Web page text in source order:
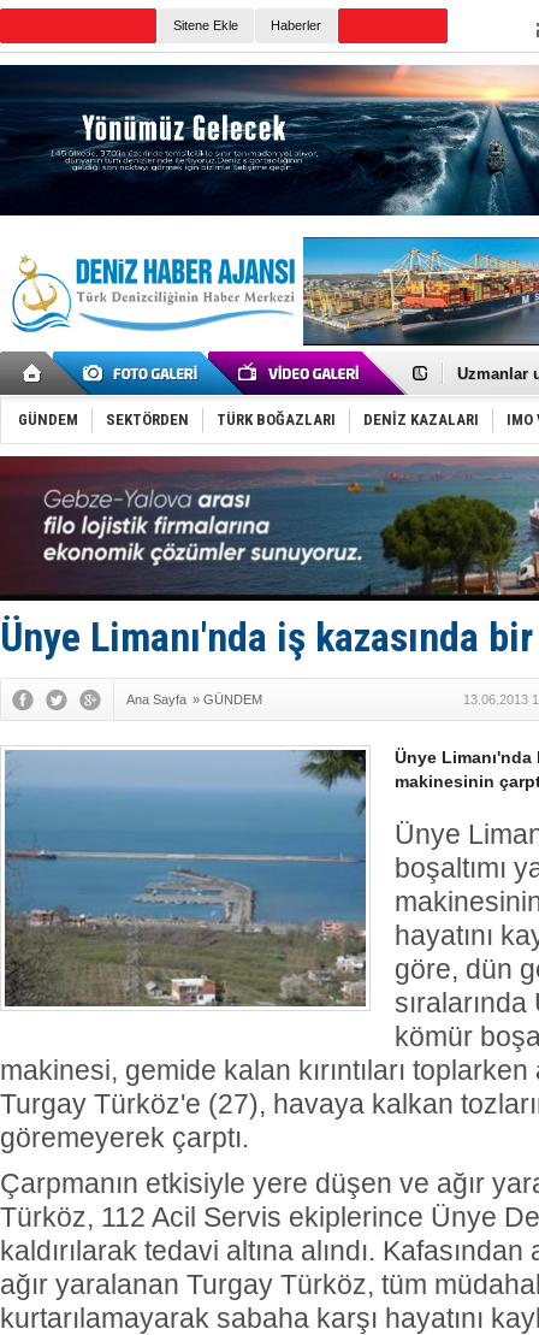
Sitene Ekle Haberler
Füze ve
Uzmanlar
Gemi
Makine
Dron
'REGAL 1'
Gemide 5
Yakıt
Rus
Tatil
Rusya,
Denizcilik
GÜNDEM SEKTÖRDEN TÜRK BOĞAZLARI DENİZ KAZALARI IMO
Ünye Limanı'nda iş kazasında
Ana Sayfa » GÜNDEM 13.06.2013
Ünye Limanı'nda
makinesinin
Ünye
boşaltımı
hayatını
göre, dün
kömür
makinesi, gemide kalan kırıntıları
Turgay Türköz'e (27), havaya kalkan
göremeyerek çarptı.
Çarpmanın etkisiyle yere düşen ve ağır
Türköz, 112 Acil Servis ekiplerince Ünye
kaldırılarak tedavi altına alındı.
ağır yaralanan Turgay Türköz, tüm
kurtarılamayarak sabaha karşı hayatını